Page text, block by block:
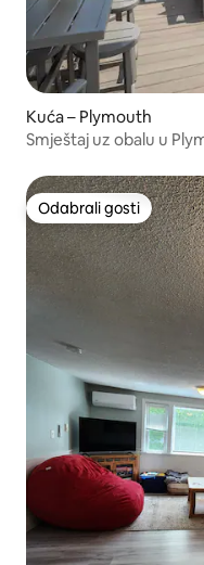
Kuća – Plymouth
Smještaj uz obalu u
Odabrali gosti
Odabrali gosti